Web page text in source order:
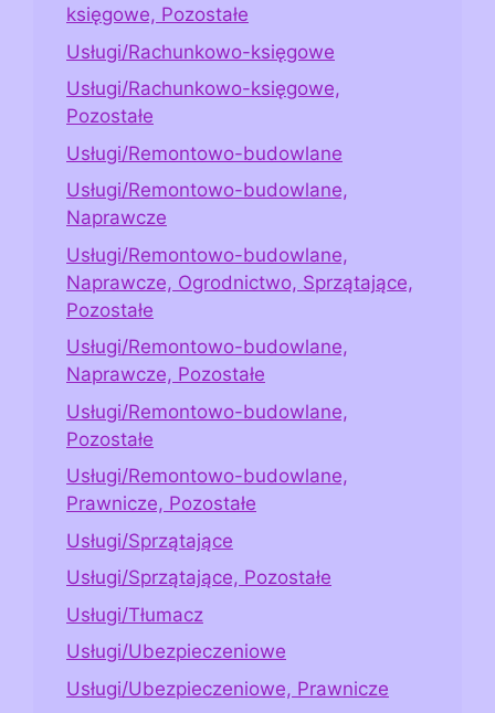
księgowe, Pozostałe
Usługi/Rachunkowo-księgowe
Usługi/Rachunkowo-księgowe,
Pozostałe
Usługi/Remontowo-budowlane
Usługi/Remontowo-budowlane,
Naprawcze
Usługi/Remontowo-budowlane,
Naprawcze, Ogrodnictwo, Sprzątające,
Pozostałe
Usługi/Remontowo-budowlane,
Naprawcze, Pozostałe
Usługi/Remontowo-budowlane,
Pozostałe
Usługi/Remontowo-budowlane,
Prawnicze, Pozostałe
Usługi/Sprzątające
Usługi/Sprzątające, Pozostałe
Usługi/Tłumacz
Usługi/Ubezpieczeniowe
Usługi/Ubezpieczeniowe, Prawnicze